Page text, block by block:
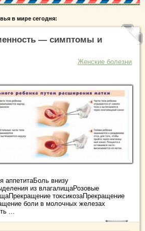
в мире сегодня:
— симптомы и
Женские болезни
аппетитаБоль внизу
из влагалищаРозовые
токсикозаПрекращение
боли в молочных железах
...